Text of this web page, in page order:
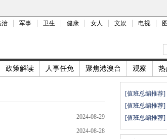
治 军事 卫生 健康 女人 文娱 电视
政策解读 人事任免 聚焦港澳台 观察 热
2024-08-29
2024-08-28
[值班总编推荐]
[值班总编推荐]
[值班总编推荐]